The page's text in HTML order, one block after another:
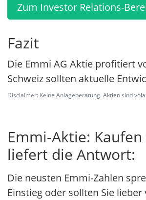
Zum Investor Relations-
Fazit
Die Emmi AG Aktie profitiert
Schweiz sollten aktuelle
Disclaimer: Keine Anlageberatung. Aktien sind
Emmi-Aktie:
liefert die Antwort:
Die neusten Emmi-Zahlen
Einstieg oder sollten Sie